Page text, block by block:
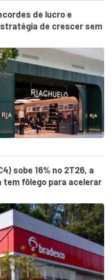
de lucro e
de crescer sem
sobe 16% no 2T26, a
tem fôlego para acelerar